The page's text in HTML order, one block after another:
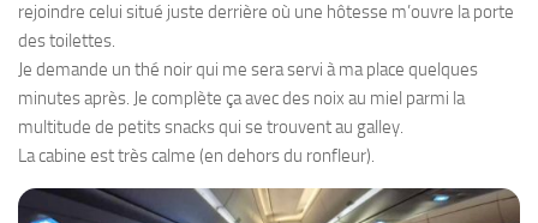
rejoindre celui situé juste derrière où une hôtesse m’ouvre la porte
des toilettes.
Je demande un thé noir qui me sera servi à ma place quelques
minutes après. Je complète ça avec des noix au miel parmi la
multitude de petits snacks qui se trouvent au galley.
La cabine est très calme (en dehors du ronfleur).